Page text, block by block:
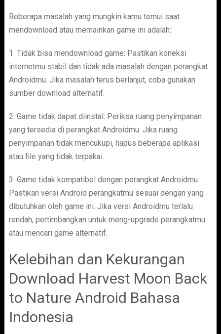
Beberapa masalah yang mungkin kamu temui saat
mendownload atau memainkan game ini adalah:
1. Tidak bisa mendownload game: Pastikan koneksi
internetmu stabil dan tidak ada masalah dengan perangkat
Androidmu. Jika masalah terus berlanjut, coba gunakan
sumber download alternatif.
2. Game tidak dapat diinstal: Periksa ruang penyimpanan
yang tersedia di perangkat Androidmu. Jika ruang
penyimpanan tidak mencukupi, hapus beberapa aplikasi
atau file yang tidak terpakai.
3. Game tidak kompatibel dengan perangkat Androidmu:
Pastikan versi Android perangkatmu sesuai dengan yang
dibutuhkan oleh game ini. Jika versi Androidmu terlalu
rendah, pertimbangkan untuk meng-upgrade perangkatmu
atau mencari game alternatif.
Kelebihan dan Kekurangan
Download Harvest Moon Back
to Nature Android Bahasa
Indonesia